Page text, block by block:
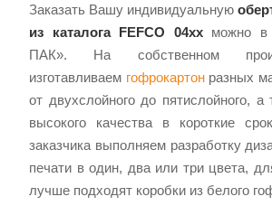
Заказать Вашу индивидуальную
из каталога FEFCO 04xxможно в
ПАК». На собственном
изготавливаем гофрокартонразных
от двухслойного до пятислойного, а
высокого качества в короткие
заказчика выполняем разработку
печати в один, два или три цвета,
лучше подходят коробки из белого